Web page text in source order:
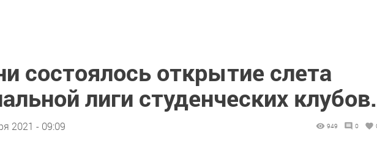
состоялось открытие слета
лиги студенческих клубов.
2021 - 09:09 949 0